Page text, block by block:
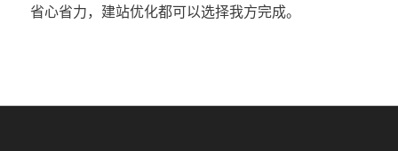
省心省力，建站优化都可以选择我方完成。